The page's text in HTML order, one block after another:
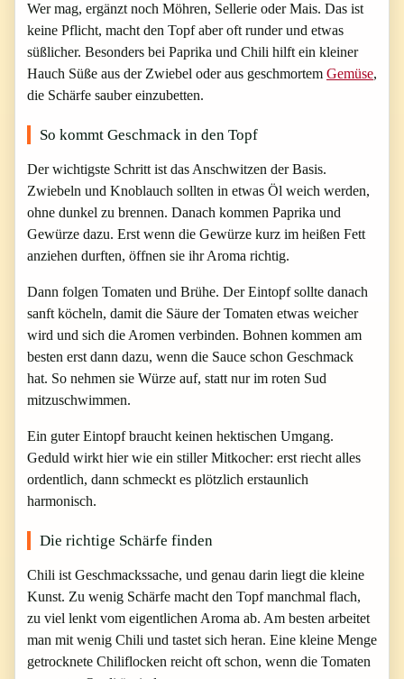
Wer mag, ergänzt noch Möhren, Sellerie oder Mais. Das ist
keine Pflicht, macht den Topf aber oft runder und etwas
süßlicher. Besonders bei Paprika und Chili hilft ein kleiner
Hauch Süße aus der Zwiebel oder aus geschmortem Gemüse,
die Schärfe sauber einzubetten.
So kommt Geschmack in den Topf
Der wichtigste Schritt ist das Anschwitzen der Basis.
Zwiebeln und Knoblauch sollten in etwas Öl weich werden,
ohne dunkel zu brennen. Danach kommen Paprika und
Gewürze dazu. Erst wenn die Gewürze kurz im heißen Fett
anziehen durften, öffnen sie ihr Aroma richtig.
Dann folgen Tomaten und Brühe. Der Eintopf sollte danach
sanft köcheln, damit die Säure der Tomaten etwas weicher
wird und sich die Aromen verbinden. Bohnen kommen am
besten erst dann dazu, wenn die Sauce schon Geschmack
hat. So nehmen sie Würze auf, statt nur im roten Sud
mitzuschwimmen.
Ein guter Eintopf braucht keinen hektischen Umgang.
Geduld wirkt hier wie ein stiller Mitkocher: erst riecht alles
ordentlich, dann schmeckt es plötzlich erstaunlich
harmonisch.
Die richtige Schärfe finden
Chili ist Geschmackssache, und genau darin liegt die kleine
Kunst. Zu wenig Schärfe macht den Topf manchmal flach,
zu viel lenkt vom eigentlichen Aroma ab. Am besten arbeitet
man mit wenig Chili und tastet sich heran. Eine kleine Menge
getrocknete Chiliflocken reicht oft schon, wenn die Tomaten